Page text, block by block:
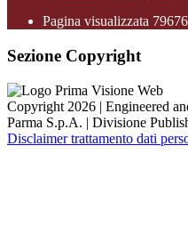
Pagina visualizzata 79676
Sezione Copyright
Copyright 2026 | Engineered
Parma S.p.A. | Divisione
Disclaimer trattamento dati